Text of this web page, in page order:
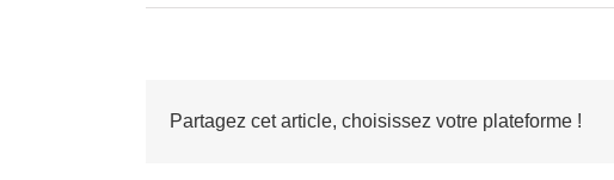
Partagez cet article, choisissez votre plateforme !